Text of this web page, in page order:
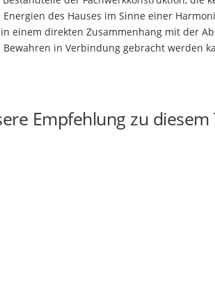
des Hauses im Sinne einer
einem direkten Zusammenhang mit der
in Verbindung gebracht werden
Empfehlung zu diesem